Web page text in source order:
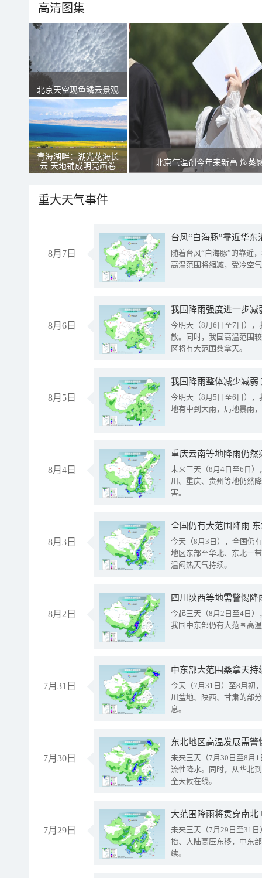
高清图集
北京天空现鱼鳞云景观
青海湖畔：湖光花海长
云 天地铺成明亮画卷
北京气温创今年来新高 焖蒸
重大天气事件
8月7日
台风“白海豚”靠近华
随着台风“白海豚”的靠近
高温范围将缩减，受冷空
8月6日
今明天（8月6日至7日）
散。同时，我国高温范围
区将有大范围桑拿天。
8月5日
我国降雨整体减少减弱
今明天（8月5日至6日）
地有中到大雨，局地暴雨
8月4日
重庆云南等地降雨仍然
未来三天（8月4日至6日
川、重庆、贵州等地仍然
害。
8月3日
全国仍有大范围降雨
今天（8月3日），全国仍
地区东部至华北、东北一
温闷热天气持续。
8月2日
今起三天（8月2日至4日
我国中东部仍有大范围高
7月31日
中东部大范围桑拿天
今天（7月31日）至8月初
川盆地、陕西、甘肃的部
息。
7月30日
东北地区高温发展需
未来三天（7月30日至8月
流性降水。同时，从华北
全天候在线。
7月29日
大范围降雨将贯穿南
未来三天（7月29日至31
抬、大陆高压东移，中东
续。